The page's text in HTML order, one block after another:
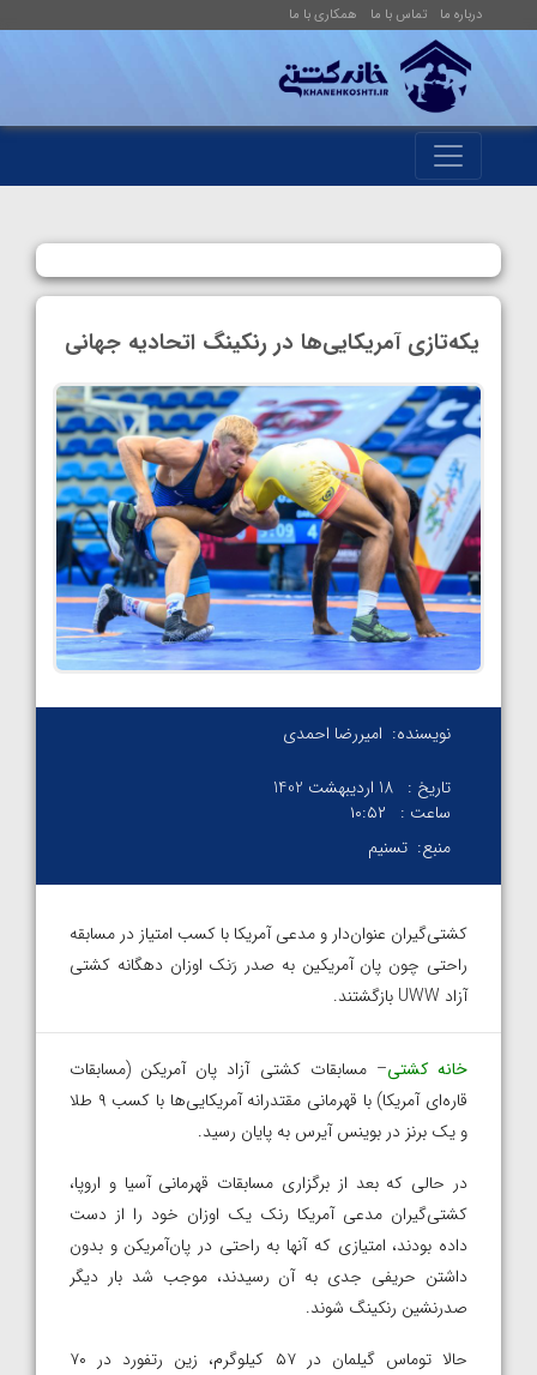
درباره ما تماس با ما همکاری با ما
یکه‌تازی آمریکایی‌ها در رنکینگ اتحادیه جهانی
نویسنده: امیررضا احمدی
تاریخ : 18 اردیبهشت 1402
ساعت :
۱۰:۵۲
منبع: تسنیم
کشتی‌گیران عنوان‌دار و مدعی آمریکا با کسب امتیاز در مسابقه
راحتی چون پان آمریکین به صدر رَنک اوزان دهگانه کشتی
آزاد UWW بازگشتند.
خانه کشتی– مسابقات کشتی آزاد پان آمریکن (مسابقات
قاره‌ای آمریکا) با قهرمانی مقتدرانه آمریکایی‌ها با کسب ۹ طلا
و یک برنز در بوینس آیرس به پایان رسید.
در حالی که بعد از برگزاری مسابقات قهرمانی آسیا و اروپا،
کشتی‌گیران مدعی آمریکا رنک یک اوزان خود را از دست
داده بودند، امتیازی که آنها به راحتی در پان‌آمریکن و بدون
داشتن حریفی جدی به آن رسیدند، موجب شد بار دیگر
صدرنشین رنکینگ شوند.
حالا توماس گیلمان در ۵۷ کیلوگرم، زین رتفورد در ۷۰